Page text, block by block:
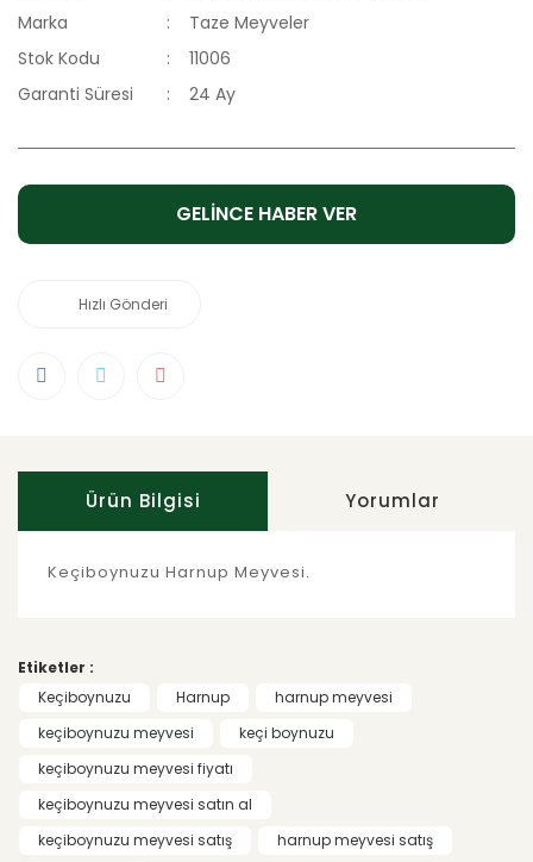
Marka
Taze Meyveler
Stok Kodu
11006
Garanti Süresi
24 Ay
GELİNCE HABER VER
Hızlı Gönderi
Ürün Bilgisi Yorumlar
Keçiboynuzu Harnup Meyvesi.
Yorum Yaz
kullanarak tarafımıza iletebilirsiniz.
Görüş ve önerileriniz için teşekkür ederiz.
görüntülenemiyor.
Ürün açıklamasında eksik bilgiler
bulunuyor.
Etiketler :
Keçiboynuzu
Harnup
harnup meyvesi
keçiboynuzu meyvesi
keçi boynuzu
keçiboynuzu meyvesi fiyatı
keçiboynuzu meyvesi satın al
keçiboynuzu meyvesi satış
harnup meyvesi satış